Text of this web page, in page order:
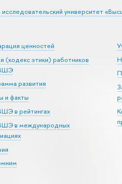
университет
ценностей
(кодекс этики) работников
развития
и факты
в рейтингах
в международных